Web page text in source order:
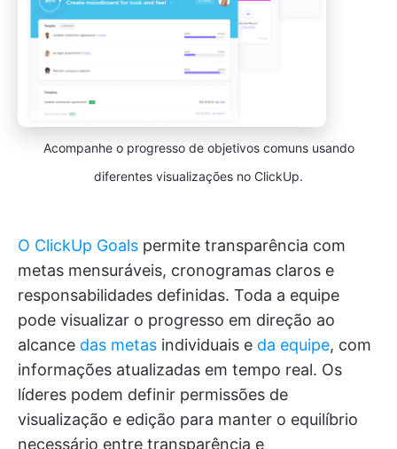
Acompanhe o progresso de objetivos comuns usando
diferentes visualizações no ClickUp.
O ClickUp Goals permite transparência com
metas mensuráveis, cronogramas claros e
responsabilidades definidas. Toda a equipe
pode visualizar o progresso em direção ao
alcance das metas individuais e da equipe, com
informações atualizadas em tempo real. Os
líderes podem definir permissões de
visualização e edição para manter o equilíbrio
necessário entre transparência e